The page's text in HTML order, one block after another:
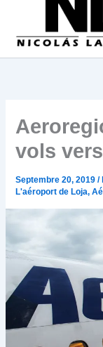
vols
Septembre 20, 2019/
L'aéroport de Loja,